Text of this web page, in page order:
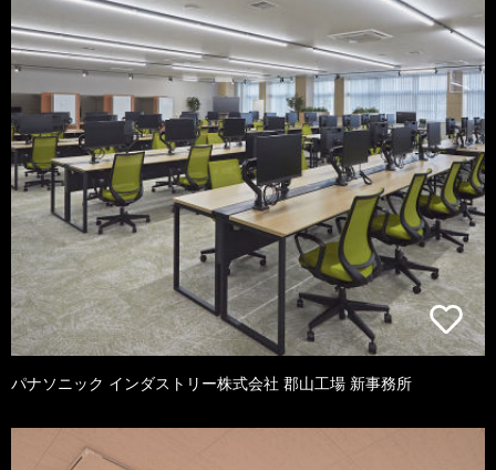
パナソニック インダストリー株式会社 郡山工場 新事務所